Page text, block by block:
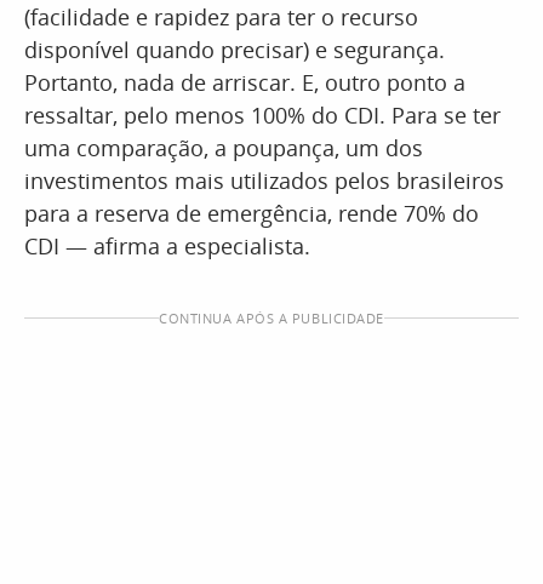
(facilidade e rapidez para ter o recurso
disponível quando precisar) e segurança.
Portanto, nada de arriscar. E, outro ponto a
ressaltar, pelo menos 100% do CDI. Para se ter
uma comparação, a poupança, um dos
investimentos mais utilizados pelos brasileiros
para a reserva de emergência, rende 70% do
CDI — afirma a especialista.
CONTINUA APÓS A PUBLICIDADE